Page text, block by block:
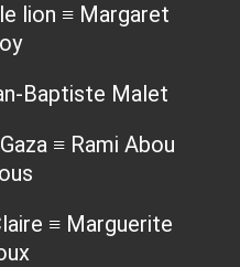
lion ≡ Margaret
Baptiste Malet
≡ Rami Abou
≡ Marguerite